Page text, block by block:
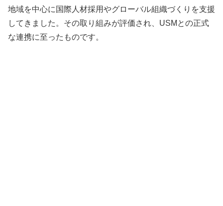
地域を中心に国際人材採用やグローバル組織づくりを支援
してきました。その取り組みが評価され、USMとの正式
な連携に至ったものです。